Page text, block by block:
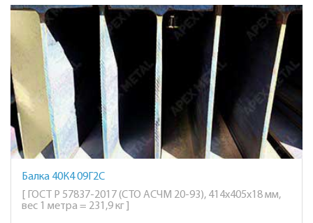
Балка 40К4 09Г2С
[ ГОСТ Р 57837-2017 (СТО АСЧМ 20-93), 414х405х18 мм,
вес 1 метра = 231,9 кг ]